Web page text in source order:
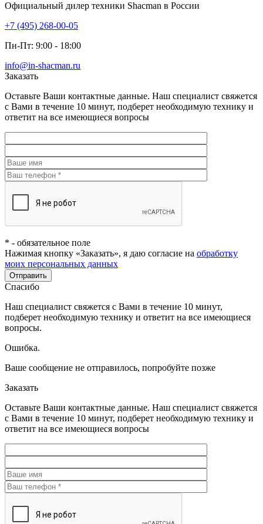
Официальный дилер техники Shacman в России
+7 (495) 268-00-05
Пн-Пт: 9:00 - 18:00
info@in-shacman.ru
Заказать
Оставьте Ваши контактные данные. Наш специалист свяжется
с Вами в течение 10 минут, подберет необходимую технику и
ответит на все имеющиеся вопросы
* - обязательное поле
Нажимая кнопку «Заказать», я даю согласие на обработку
моих персональных данных
Отправить
Спасибо
Наш специалист свяжется с Вами в течение 10 минут,
подберет необходимую технику и ответит на все имеющиеся
вопросы.
Ошибка.
Ваше сообщение не отправилось, попробуйте позже
Заказать
Оставьте Ваши контактные данные. Наш специалист свяжется
с Вами в течение 10 минут, подберет необходимую технику и
ответит на все имеющиеся вопросы